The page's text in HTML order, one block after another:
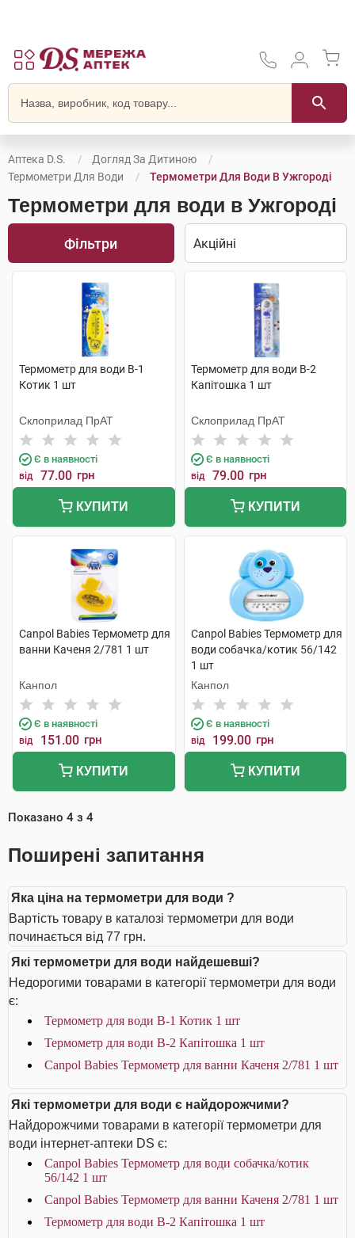
Аптека D.S.
Догляд За Дитиною
Термометри Для Води
Термометри Для Води В Ужгороді
Термометри для води в Ужгороді
Фільтри
Термометр для води В-1
Котик 1 шт
Склоприлад ПрАТ
Є в наявності
від 77.00 грн
КУПИТИ
Термометр для води В-2
Капітошка 1 шт
Склоприлад ПрАТ
Є в наявності
від 79.00 грн
КУПИТИ
Canpol Babies Термометр для
ванни Каченя 2/781 1 шт
Канпол
Є в наявності
від 151.00 грн
КУПИТИ
Canpol Babies Термометр для
води собачка/котик 56/142
1 шт
Канпол
Є в наявності
від 199.00 грн
КУПИТИ
Показано 4 з 4
Поширені запитання
Яка ціна на термометри для води ?
Вартість товару в каталозі термометри для води
починається від 77 грн.
Які термометри для води найдешевші?
Недорогими товарами в категорії термометри для води
є:
Термометр для води В-1 Котик 1 шт
Термометр для води В-2 Капітошка 1 шт
Canpol Babies Термометр для ванни Каченя 2/781 1 шт
Які термометри для води є найдорожчими?
Найдорожчими товарами в категорії термометри для
води інтернет-аптеки DS є:
Canpol Babies Термометр для води собачка/котик
56/142 1 шт
Canpol Babies Термометр для ванни Каченя 2/781 1 шт
Термометр для води В-2 Капітошка 1 шт